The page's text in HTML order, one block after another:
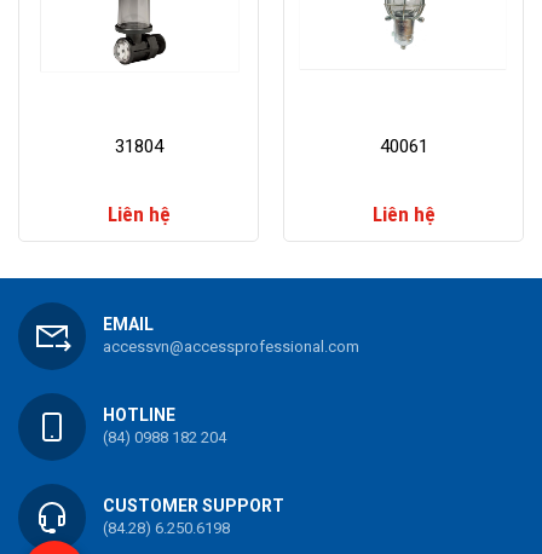
31804
Liên hệ
40061
Liên hệ
EMAIL
accessvn@accessprofessional.com
HOTLINE
(84) 0988 182 204
CUSTOMER SUPPORT
(84.28) 6.250.6198